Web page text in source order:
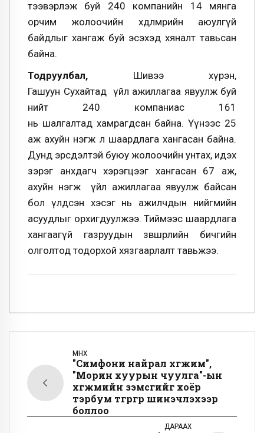
тээвэрлэж буй 240 компанийн 14 мянга
орчим жолоочийн хөдөлмөрийн аюулгүй
байдлыг хангаж буй эсэхэд хяналт тавьсан
байна.
Тодруулбал,
Шивээ хүрэн,
Гашуун Сухайтад үйл ажиллагаа явуулж буй
нийт 240 компаниас 161
нь шалгалтад хамрагдсан байна. Үүнээс 25
аж ахуйн нэгж л шаардлага хангасан байна.
Дунд эрсдэлтэй буюу жолоочийн унтах, идэх
зэрэг анхдагч хэрэгцээг хангасан 67 аж,
ахуйн нэгж үйл ажиллагаа явуулж байсан
бол үлдсэн хэсэг нь ажилчдын нийгмийн
асуудлыг орхигдуулжээ. Тиймээс шаардлага
хангаагүй газруудын зөвшөөрлийн бичгийн
олголтод тодорхой хязгаарлалт тавьжээ.
ӨМНӨХ
"Симфони найрал хөгжим",
"Морин хуурын чуулга"-ын
хөгжмийн зэмсгийг хоёр
тэрбум төгрөгөөр шинэчлэхээр
боллоо
ДАРААХ